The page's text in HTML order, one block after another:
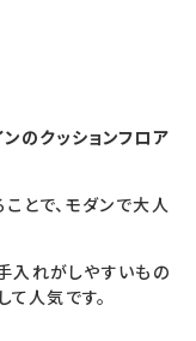
のクッションフロア
とで、モダンで大人
入れがしやすいもの
て人気です。